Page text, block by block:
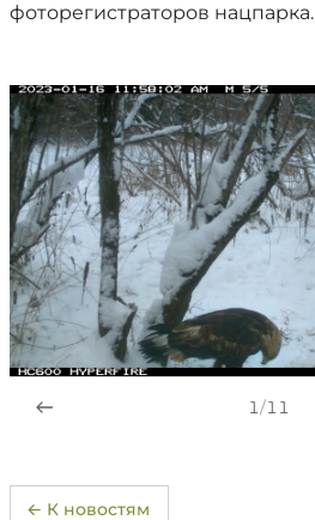
фоторегистраторов нацпарка.
1/11
← К новостям